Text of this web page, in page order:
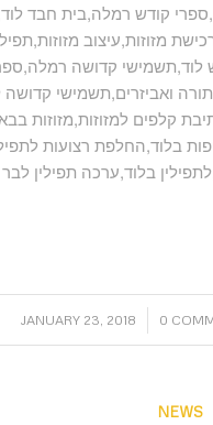
קודש רמלה,בית חבד
מזוזות,עיצוב
לוד,תשמישי קדושה
ואביזרים,תשמישי קדושה
קלפים למזוזות,מזוזות
בלוד,החלפת רצועות
JANUARY 23, 2018
/ 0 /
NEWS